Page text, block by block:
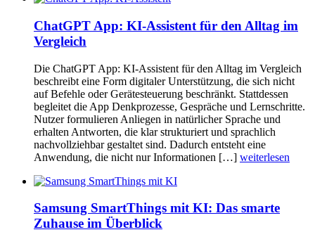
ChatGPT App: KI-Assistent für den Alltag im
Vergleich
Die ChatGPT App: KI-Assistent für den Alltag im Vergleich
beschreibt eine Form digitaler Unterstützung, die sich nicht
auf Befehle oder Gerätesteuerung beschränkt. Stattdessen
begleitet die App Denkprozesse, Gespräche und Lernschritte.
Nutzer formulieren Anliegen in natürlicher Sprache und
erhalten Antworten, die klar strukturiert und sprachlich
nachvollziehbar gestaltet sind. Dadurch entsteht eine
Anwendung, die nicht nur Informationen […] weiterlesen
Samsung SmartThings mit KI: Das smarte
Zuhause im Überblick